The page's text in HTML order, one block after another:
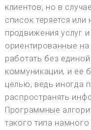
клиентов, но в
список теряется или
продвижения услуг
ориентированные
работать без
коммуникации, и ее
целью, ведь иногда
распространять
Программные
такого типа